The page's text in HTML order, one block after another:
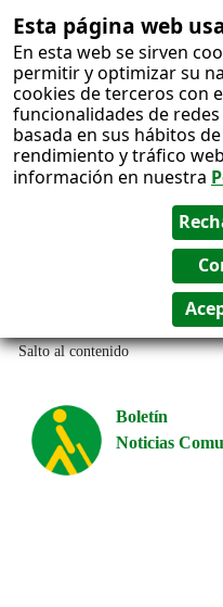
Esta página web
En esta web se sirven
permitir y optimizar su
cookies de terceros con
funcionalidades de
basada en sus hábitos
rendimiento y tráfico
información en nuestra
Salto al contenido
Boletín
Noticias